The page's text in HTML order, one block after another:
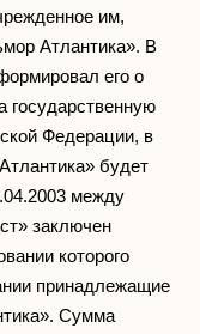
им,
Атлантика». В
его о
государственную
Федерации, в
будет
между
заключен
которого
принадлежащие
Сумма